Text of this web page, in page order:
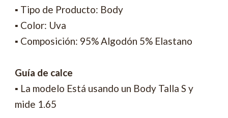
▪ Tipo de Producto: Body
▪ Color: Uva
▪ Composición: 95% Algodón 5% Elastano
Guía de calce
▪ La modelo Está usando un Body Talla S y
mide 1.65